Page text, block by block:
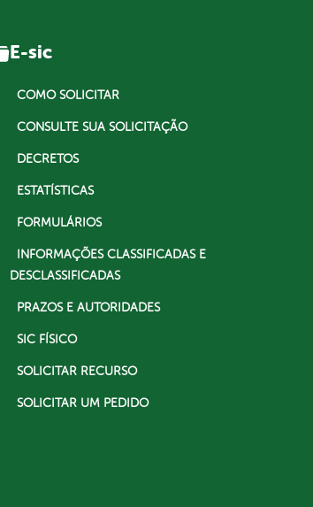
E-sic
COMO SOLICITAR
CONSULTE SUA SOLICITAÇÃO
DECRETOS
ESTATÍSTICAS
FORMULÁRIOS
INFORMAÇÕES CLASSIFICADAS E
DESCLASSIFICADAS
PRAZOS E AUTORIDADES
SIC FÍSICO
SOLICITAR RECURSO
SOLICITAR UM PEDIDO